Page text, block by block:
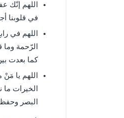
اللهم إنّك
في قلوبنا
اللهم في
الرّحمة وما
كما بعدت
اللهم يا
الخيرات
البصر